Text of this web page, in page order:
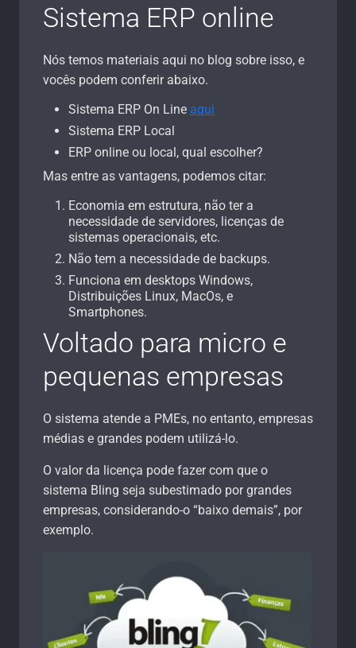
Sistema ERP online
Nós temos materiais aqui no blog sobre isso, e
vocês podem conferir abaixo.
Sistema ERP On Line aqui
Sistema ERP Local
ERP online ou local, qual escolher?
Mas entre as vantagens, podemos citar:
Economia em estrutura, não ter a
necessidade de servidores, licenças de
sistemas operacionais, etc.
Não tem a necessidade de backups.
Funciona em desktops Windows,
Distribuições Linux, MacOs, e
Smartphones.
Voltado para micro e
pequenas empresas
O sistema atende a PMEs, no entanto, empresas
médias e grandes podem utilizá-lo.
O valor da licença pode fazer com que o
sistema Bling seja subestimado por grandes
empresas, considerando-o “baixo demais”, por
exemplo.